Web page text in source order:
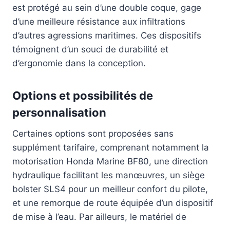
est protégé au sein d’une double coque, gage
d’une meilleure résistance aux infiltrations
d’autres agressions maritimes. Ces dispositifs
témoignent d’un souci de durabilité et
d’ergonomie dans la conception.
Options et possibilités de
personnalisation
Certaines options sont proposées sans
supplément tarifaire, comprenant notamment la
motorisation Honda Marine BF80, une direction
hydraulique facilitant les manœuvres, un siège
bolster SLS4 pour un meilleur confort du pilote,
et une remorque de route équipée d’un dispositif
de mise à l’eau. Par ailleurs, le matériel de